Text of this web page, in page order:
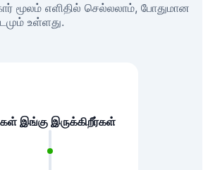
மூலம் எளிதில் செல்லலாம், போதுமான
உள்ளது.
இங்கு இருக்கிறீர்கள்